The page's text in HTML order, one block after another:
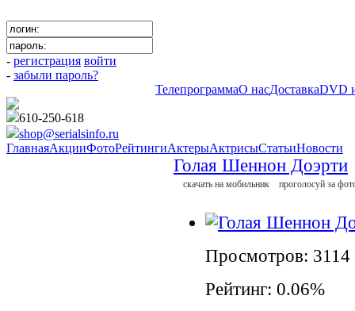
- регистрация войти
- забыли пароль?
ТелепрограммаО насДоставкаDVD
610-250-618
shop@serialsinfo.ru
ГлавнаяАкцииФотоРейтингиАктерыАктрисыСтатьиНовости
Голая Шеннон Доэрти
cкачать на мобильник проголосуй за
Просмотров: 3114
Рейтинг: 0.06%